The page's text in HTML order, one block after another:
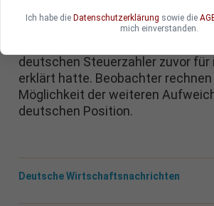
Bundeskanzlerin Angela Merkel
unter bestimmten Bedingungen
deutschen Steuerzahler zuvor für
erklärt hatte. Beobachter
Möglichkeit der weiteren
deutschen Position.
Deutsche Wirtschaftsnachrichten
Ich habe die Datenschutzerklärung sowie die
mich einverstanden.